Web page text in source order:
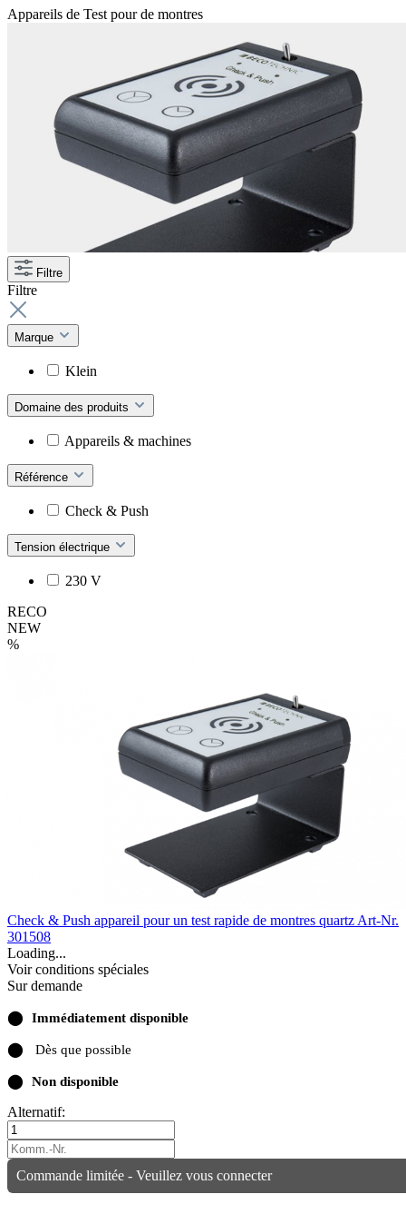
Appareils de Test pour de montres
Filtre
Filtre
Marque
Klein
Domaine des produits
Appareils & machines
Référence
Check & Push
Tension électrique
230 V
RECO
NEW
%
Check & Push appareil pour un test rapide de montres quartz Art-Nr.
301508
Loading...
Voir conditions spéciales
Sur demande
⬤ Immédiatement disponible
⬤ Dès que possible
⬤ Non disponible
Alternatif:
Commande limitée - Veuillez vous connecter